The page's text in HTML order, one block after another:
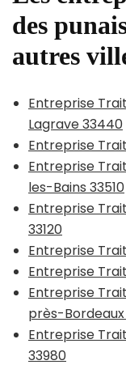
des
autres
Entreprise
Lagrave 33440
Entreprise
Entreprise
les-Bains 33510
Entreprise
33120
Entreprise
Entreprise
Entreprise
près-
Entreprise
33980